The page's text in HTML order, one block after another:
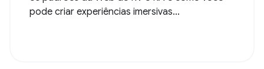
pode criar experiências imersivas...